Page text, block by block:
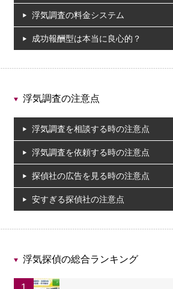
浮気調査の料金システム
成功報酬型は本当に良心的？
浮気調査の注意点
浮気調査を相談する時の注意点
浮気調査を依頼する時の注意点
探偵社の広告を見る時の注意点
安すぎる探偵社の注意点
浮気探偵の総合ランキング